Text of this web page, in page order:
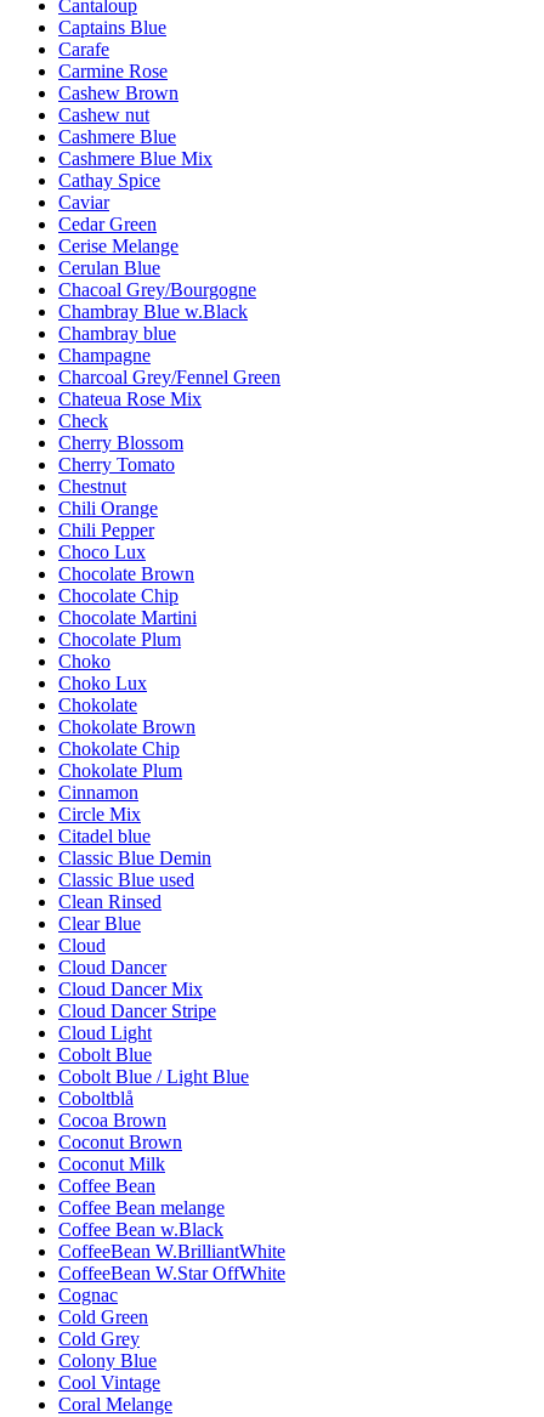
Cantaloup
Captains Blue
Carafe
Carmine Rose
Cashew Brown
Cashew nut
Cashmere Blue
Cashmere Blue Mix
Cathay Spice
Caviar
Cedar Green
Cerise Melange
Cerulan Blue
Chacoal Grey/Bourgogne
Chambray Blue w.Black
Chambray blue
Champagne
Charcoal Grey/Fennel Green
Chateua Rose Mix
Check
Cherry Blossom
Cherry Tomato
Chestnut
Chili Orange
Chili Pepper
Choco Lux
Chocolate Brown
Chocolate Chip
Chocolate Martini
Chocolate Plum
Choko
Choko Lux
Chokolate
Chokolate Brown
Chokolate Chip
Chokolate Plum
Cinnamon
Circle Mix
Citadel blue
Classic Blue Demin
Classic Blue used
Clean Rinsed
Clear Blue
Cloud
Cloud Dancer
Cloud Dancer Mix
Cloud Dancer Stripe
Cloud Light
Cobolt Blue
Cobolt Blue / Light Blue
Coboltblå
Cocoa Brown
Coconut Brown
Coconut Milk
Coffee Bean
Coffee Bean melange
Coffee Bean w.Black
CoffeeBean W.BrilliantWhite
CoffeeBean W.Star OffWhite
Cognac
Cold Green
Cold Grey
Colony Blue
Cool Vintage
Coral Melange